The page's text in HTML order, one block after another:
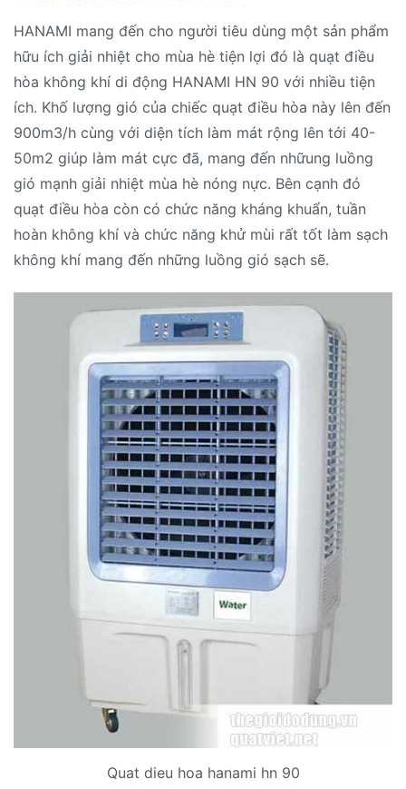
HANAMI mang đến cho người tiêu dùng một sản phẩm
hữu ích giải nhiệt cho mùa hè tiện lợi đó là quạt điều
hòa không khí di động HANAMI HN 90 với nhiều tiện
ích. Khố lượng gió của chiếc quạt điều hòa này lên đến
900m3/h cùng với diện tích làm mát rộng lên tới 40-
50m2 giúp làm mát cực đã, mang đến nhữung luồng
gió mạnh giải nhiệt mùa hè nóng nực. Bên cạnh đó
quạt điều hòa còn có chức năng kháng khuẩn, tuần
hoàn không khí và chức năng khử mùi rất tốt làm sạch
không khí mang đến những luồng gió sạch sẽ.
Quat dieu hoa hanami hn 90